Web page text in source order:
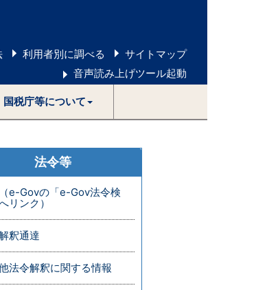
利用者別に調べる
サイトマップ
音声読み上げツール起動
国税庁等について
法令等
e-Govの「e-Gov法令検
リンク）
釈通達
法令解釈に関する情報